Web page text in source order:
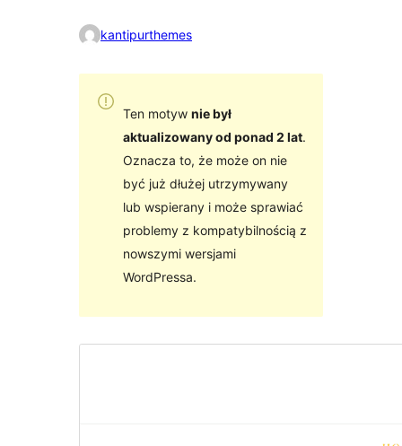
kantipurthemes
Ten motyw nie był
aktualizowany od ponad 2 lat.
Oznacza to, że może on nie
być już dłużej utrzymywany
lub wspierany i może sprawiać
problemy z kompatybilnością z
nowszymi wersjami
WordPressa.